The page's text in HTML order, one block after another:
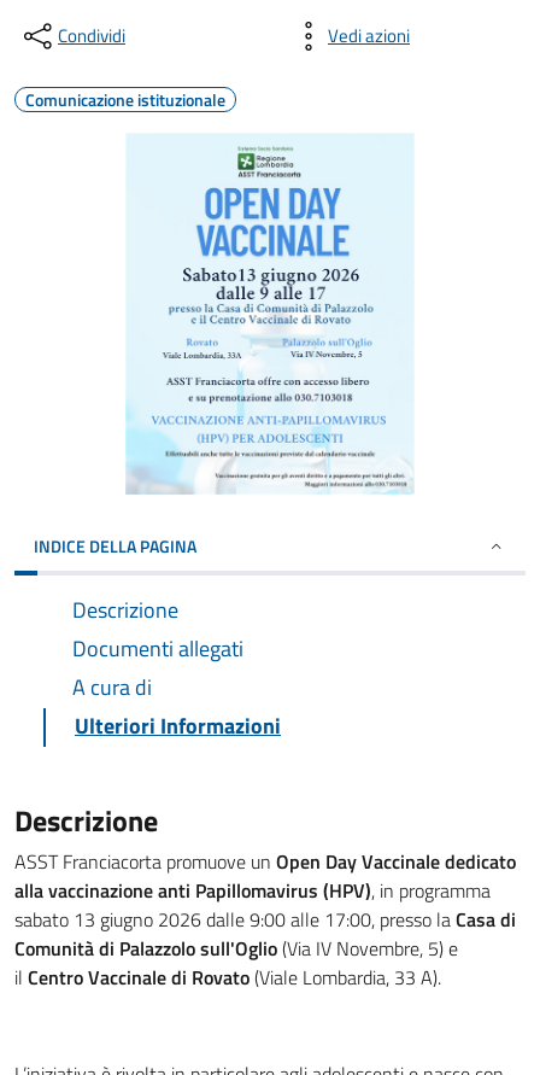
Condividi Vedi azioni
Comunicazione istituzionale
INDICE DELLA PAGINA
Descrizione
Documenti allegati
A cura di
Ulteriori Informazioni
Descrizione
ASST Franciacorta promuove un Open Day Vaccinale dedicato
alla vaccinazione anti Papillomavirus (HPV), in programma
sabato 13 giugno 2026 dalle 9:00 alle 17:00, presso laCasa di
Comunità di Palazzolo sull'Oglio(Via IV Novembre, 5) e
il Centro Vaccinale di Rovato(Viale Lombardia, 33 A).